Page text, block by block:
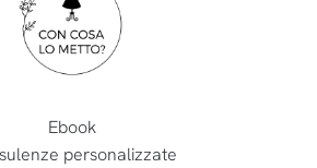
Ebook
personalizzate